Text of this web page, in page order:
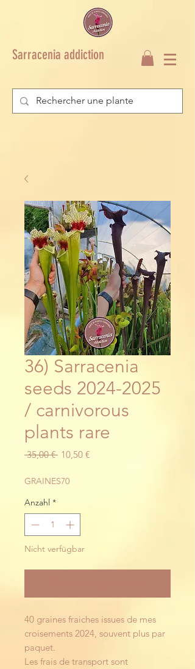
Sarracenia addiction
36) Sarracenia
seeds 2024-2025
/ carnivorous
plants rare
35,00 € Standardpreis
10,50 €Sale-
GRAINES70
Anzahl *
Nicht verfügbar
40 graines fraiches issues de mes
croisements 2024, souvent plus par
paquet.
Les frais de transport sont